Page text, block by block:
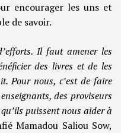
encourager les uns et
de savoir.
Il faut amener les
des livres et de les
Pour nous, c’est de faire
des proviseurs
puissent nous aider à
Mamadou Saliou Sow,